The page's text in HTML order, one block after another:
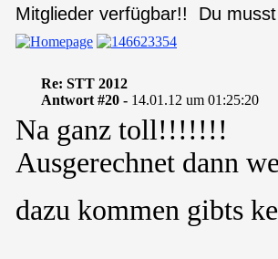
Mitglieder verfügbar!! Du
Re: STT 2012
Antwort #20 - 14.01.12 um 01:25:20
Na ganz toll!!!!!!!
Ausgerechnet dann
dazu kommen gibts